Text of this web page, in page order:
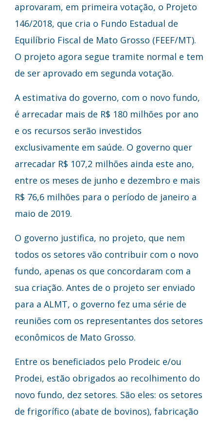
aprovaram, em primeira votação, o Projeto
146/2018, que cria o Fundo Estadual de
Equilíbrio Fiscal de Mato Grosso (FEEF/MT).
O projeto agora segue tramite normal e tem
de ser aprovado em segunda votação.
A estimativa do governo, com o novo fundo,
é arrecadar mais de R$ 180 milhões por ano
e os recursos serão investidos
exclusivamente em saúde. O governo quer
arrecadar R$ 107,2 milhões ainda este ano,
entre os meses de junho e dezembro e mais
R$ 76,6 milhões para o período de janeiro a
maio de 2019.
O governo justifica, no projeto, que nem
todos os setores vão contribuir com o novo
fundo, apenas os que concordaram com a
sua criação. Antes de o projeto ser enviado
para a ALMT, o governo fez uma série de
reuniões com os representantes dos setores
econômicos de Mato Grosso.
Entre os beneficiados pelo Prodeic e/ou
Prodei, estão obrigados ao recolhimento do
novo fundo, dez setores. São eles: os setores
de frigorífico (abate de bovinos), fabricação